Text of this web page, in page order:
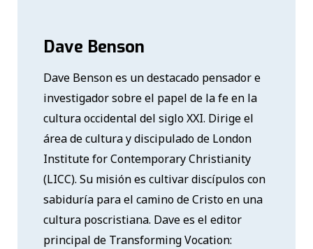
Dave Benson
Dave Benson es un destacado pensador e
investigador sobre el papel de la fe en la
cultura occidental del siglo XXI. Dirige el
área de cultura y discipulado de London
Institute for Contemporary Christianity
(LICC). Su misión es cultivar discípulos con
sabiduría para el camino de Cristo en una
cultura poscristiana. Dave es el editor
principal de Transforming Vocation: